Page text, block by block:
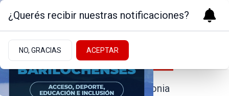
Noticias de la Patagonia
¿Querés recibir nuestras notificaciones?
NO, GRACIAS ACEPTAR